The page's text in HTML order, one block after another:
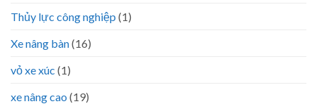
Thủy lực công nghiệp (1)
Xe nâng bàn(16)
vỏ xe xúc (1)
xe nâng cao (19)